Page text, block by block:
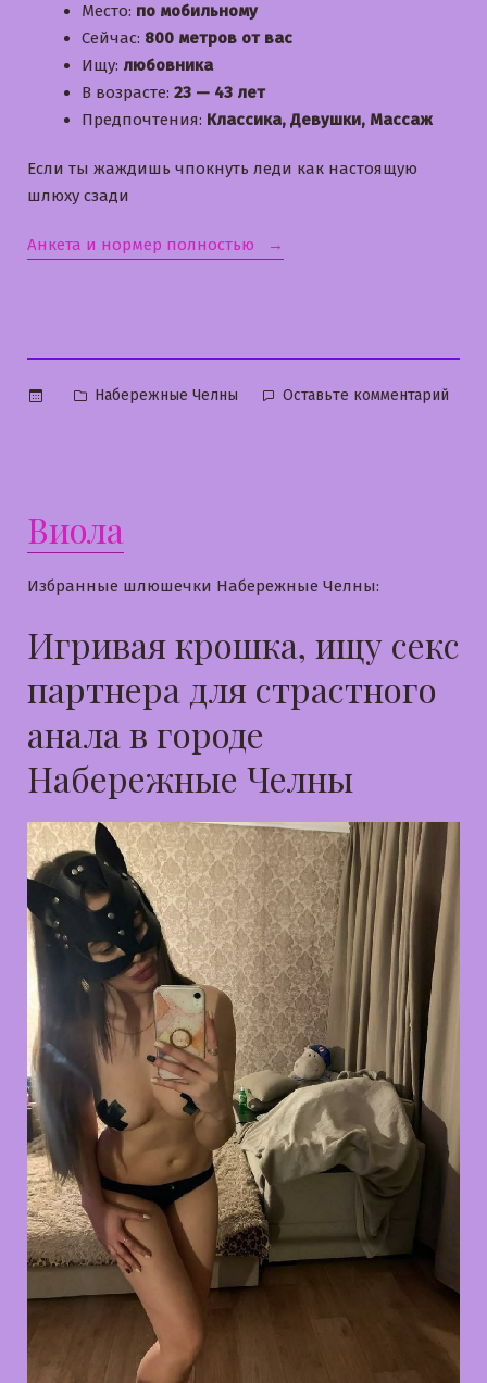
Место: по мобильному
Сейчас: 800 метров от вас
Ищу: любовника
В возрасте: 23 — 43 лет
Предпочтения: Классика, Девушки, Массаж
Если ты жаждишь чпокнуть леди как настоящую
шлюху сзади
Анкета и нормер полностью «Лерусик»
Опубликовано
Набережные Челны Оставьте комментарий
Виола
Избранные шлюшечки Набережные Челны:
Игривая крошка, ищу секс
партнера для страстного
анала в городе
Набережные Челны